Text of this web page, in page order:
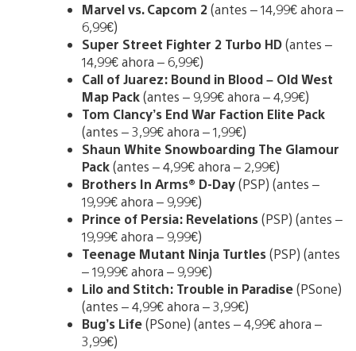
Marvel vs. Capcom 2(antes – 14,99€ ahora –
6,99€)
Super Street Fighter 2 Turbo HD(antes –
14,99€ ahora – 6,99€)
Call of Juarez: Bound in Blood – Old West
Map Pack(antes – 9,99€ ahora – 4,99€)
Tom Clancy’s End War Faction Elite Pack
(antes – 3,99€ ahora – 1,99€)
Shaun White Snowboarding The Glamour
Pack(antes – 4,99€ ahora – 2,99€)
Brothers In Arms® D-Day(PSP) (antes –
19,99€ ahora – 9,99€)
Prince of Persia: Revelations(PSP) (antes –
19,99€ ahora – 9,99€)
Teenage Mutant Ninja Turtles(PSP) (antes
– 19,99€ ahora – 9,99€)
Lilo and Stitch: Trouble in Paradise(PSone)
(antes – 4,99€ ahora – 3,99€)
Bug’s Life(PSone) (antes – 4,99€ ahora –
3,99€)